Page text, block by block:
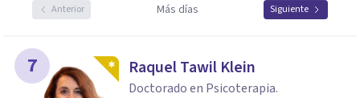
Anterior Más días Siguiente
7 Raquel Tawil Klein
Doctorado en Psicoterapia.